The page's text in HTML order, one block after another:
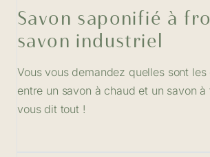
Savon saponifié à
savon industriel
Vous vous demandez quelles sont
entre un savon à chaud et un savon
vous dit tout !